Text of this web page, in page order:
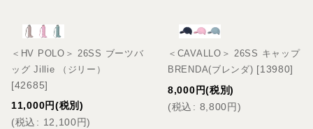
＜HV POLO＞ 26SS ブーツバ
ッグ Jillie （ジリー）
[42685]
11,000円(税別)
(税込 : 12,100円)
＜CAVALLO＞ 26SS キャップ
BRENDA(ブレンダ) [13980]
8,000 円(税別)
(税込 : 8,800円)